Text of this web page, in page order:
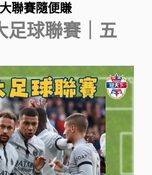
聯賽隨便賺
足球聯賽｜五